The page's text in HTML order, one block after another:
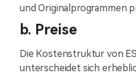
und Originalprogrammen
b. Preise
Die Kostenstruktur von
unterscheidet sich